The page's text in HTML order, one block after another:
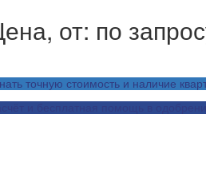
от: по
точную стоимость и наличие
и бесплатная помощь в